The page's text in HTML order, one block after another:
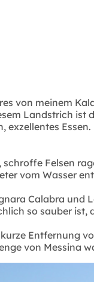
von meinem
Landstrich
exzellentes
schroffe Felsen
vom Wasser
Calabra und
so sauber
Entfernung
von Messina